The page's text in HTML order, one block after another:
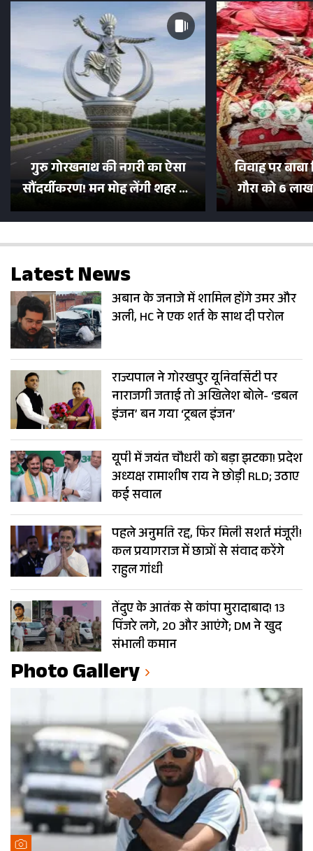
गुरु गोरखनाथ की नगरी का ऐसा
सौंदर्यीकरण! मन मोह लेंगी शहर की
सड़कें; देखें Photos
विवाह पर
गौरा को 6
500 भक्तों
Latest News
अबान के जनाजे में शामिल होंगे उमर और
अली, HC ने एक शर्त के साथ दी परोल
राज्यपाल ने गोरखपुर यूनिवर्सिटी पर
नाराजगी जताई तो अखिलेश बोले- ‘डबल
इंजन’ बन गया ‘ट्रबल इंजन’
यूपी में जयंत चौधरी को बड़ा झटका! प्रदेश
अध्यक्ष रामाशीष राय ने छोड़ी RLD; उठाए
कई सवाल
पहले अनुमति रद्द, फिर मिली सशर्त मंजूरी!
कल प्रयागराज में छात्रों से संवाद करेंगे
राहुल गांधी
तेंदुए के आतंक से कांपा मुरादाबाद! 13
पिंजरे लगे, 20 और आएंगे; DM ने खुद
संभाली कमान
Photo Gallery